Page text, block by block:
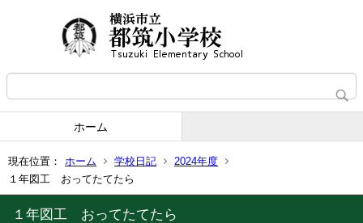
ホーム
現在位置： ホーム 学校日記
2024年度
１年図工 おってたてたら
１年図工 おってたてたら